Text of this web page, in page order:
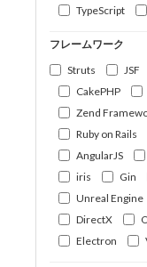
TypeScript
フレームワーク
Struts
JSF
CakePHP
Zend
Ruby on Rails
AngularJS
iris
Gin
Unreal Engine
DirectX
Electron